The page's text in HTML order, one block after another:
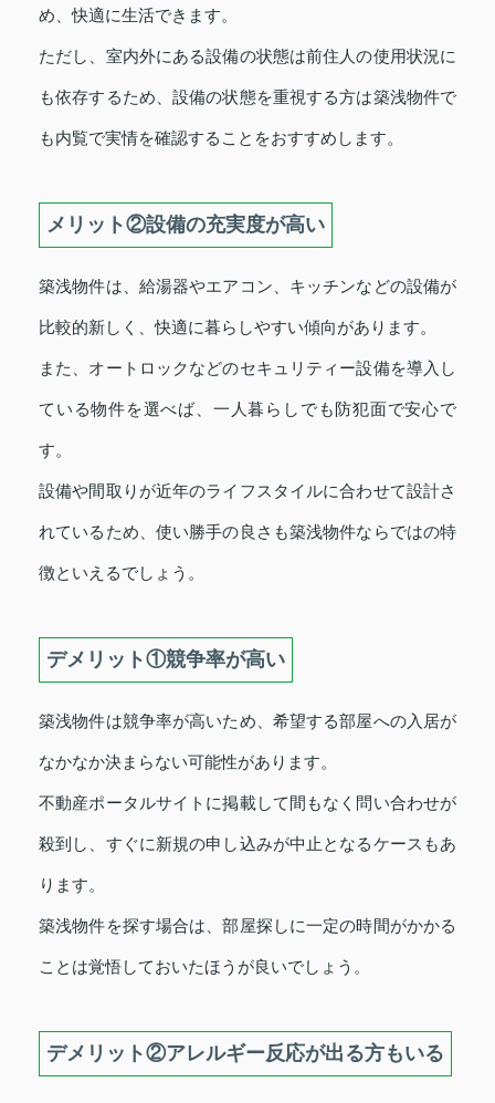
め、快適に生活できます。
ただし、室内外にある設備の状態は前住人の使用状況に
も依存するため、設備の状態を重視する方は築浅物件で
も内覧で実情を確認することをおすすめします。
メリット②設備の充実度が高い
築浅物件は、給湯器やエアコン、キッチンなどの設備が
比較的新しく、快適に暮らしやすい傾向があります。
また、オートロックなどのセキュリティー設備を導入し
ている物件を選べば、一人暮らしでも防犯面で安心で
す。
設備や間取りが近年のライフスタイルに合わせて設計さ
れているため、使い勝手の良さも築浅物件ならではの特
徴といえるでしょう。
デメリット①競争率が高い
築浅物件は競争率が高いため、希望する部屋への入居が
なかなか決まらない可能性があります。
不動産ポータルサイトに掲載して間もなく問い合わせが
殺到し、すぐに新規の申し込みが中止となるケースもあ
ります。
築浅物件を探す場合は、部屋探しに一定の時間がかかる
ことは覚悟しておいたほうが良いでしょう。
デメリット②アレルギー反応が出る方もいる